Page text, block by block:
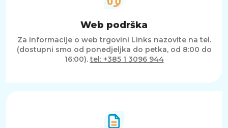
Web podrška
Za informacije o web trgovini Links nazovite na tel.
(dostupni smo od ponedjeljka do petka, od 8:00 do
16:00).tel: +385 1 3096 944